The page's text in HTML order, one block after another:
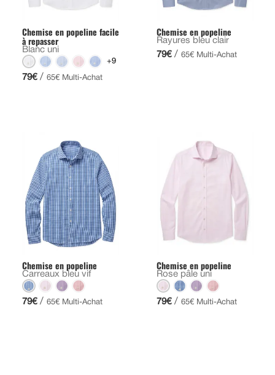
Chemise en popeline facile
à repasser
Blanc uni
+9
79€ / 65€ Multi-Achat
Chemise en popeline
Rayures bleu clair
79€ / 65€ Multi-Achat
Chemise en popeline
Carreaux bleu vif
79€ / 65€ Multi-Achat
Chemise en popeline
Rose pâle uni
79€ / 65€ Multi-Achat